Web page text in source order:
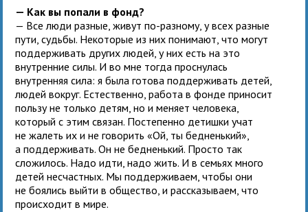
— Как вы попали в фонд?
— Все люди разные, живут по-разному, у всех разные
пути, судьбы. Некоторые из них понимают, что могут
поддерживать других людей, у них есть на это
внутренние силы. И во мне тогда проснулась
внутренняя сила: я была готова поддерживать детей,
людей вокруг. Естественно, работа в фонде приносит
пользу не только детям, но и меняет человека,
который с этим связан. Постепенно детишки учат
не жалеть их и не говорить «Ой, ты бедненький»,
а поддерживать. Он не бедненький. Просто так
сложилось. Надо идти, надо жить. И в семьях много
детей несчастных. Мы поддерживаем, чтобы они
не боялись выйти в общество, и рассказываем, что
происходит в мире.